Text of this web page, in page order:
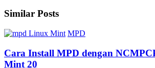
Similar Posts
Linux Mint MPD
Cara Install MPD dengan
Mint 20